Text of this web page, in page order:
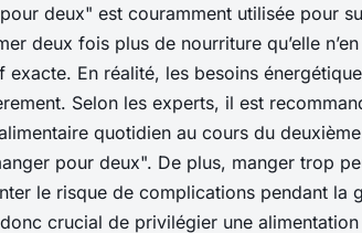
deux" est couramment utilisée pour
deux fois plus de nourriture qu’elle
En réalité, les besoins
Selon les experts, il est
quotidien au cours du
pour deux". De plus, manger trop
le risque de complications pendant la
crucial de privilégier une